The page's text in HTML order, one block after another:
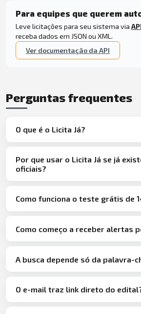
Para equipes que querem
Leve licitações para seu sistema via
receba dados em JSON ou XML.
Ver documentação da API
Perguntas frequentes
O que é o Licita Já?
Por que usar o Licita Já se já
oficiais?
Como funciona o teste grátis de
Como começo a receber alertas
A busca depende só da palavra-
O e-mail traz link direto do